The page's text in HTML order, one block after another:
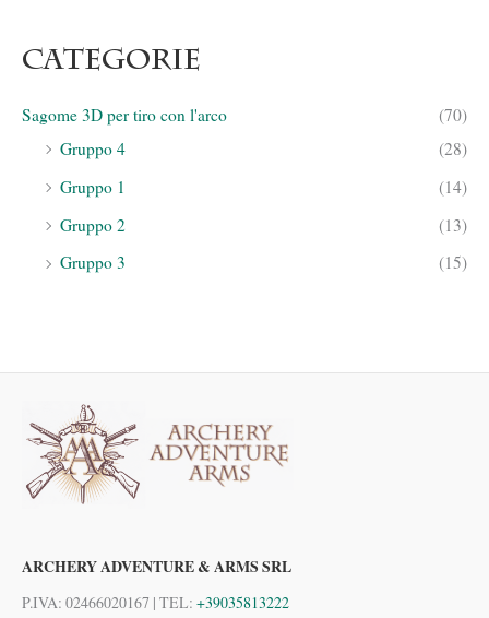
Categorie
Sagome 3D per tiro con l'arco
(70)
Gruppo 4
(28)
Gruppo 1
(14)
Gruppo 2
(13)
Gruppo 3
(15)
ARCHERY ADVENTURE & ARMS SRL
P.IVA: 02466020167 | TEL: +39035813222